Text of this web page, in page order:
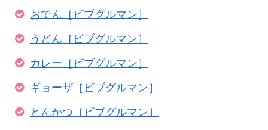
おでん［ビブグルマン］
うどん［ビブグルマン］
カレー［ビブグルマン］
ギョーザ［ビブグルマン］
とんかつ［ビブグルマン］